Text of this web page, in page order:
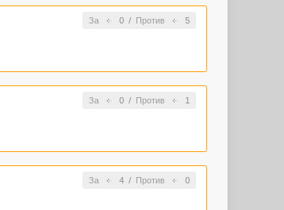
За 0/ Против 5
За 0/ Против 1
За 4/ Против 0